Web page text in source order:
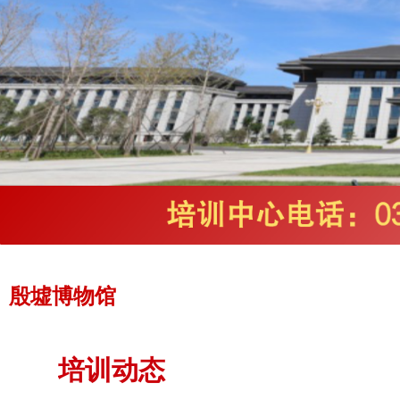
殷墟博物馆
培训动态